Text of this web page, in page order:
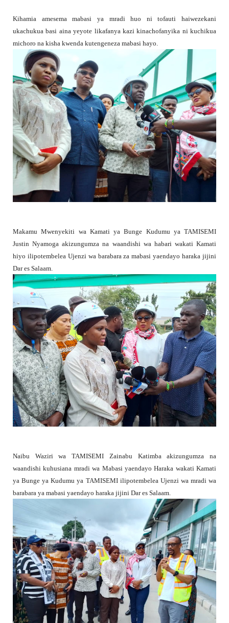
Kihamia amesema mabasi ya mradi huo ni tofauti haiwezekani
ukachukua basi aina yeyote likafanya kazi kinachofanyika ni kuchikua
michoro na kisha kwenda kutengeneza mabasi hayo.
Makamu Mwenyekiti wa Kamati ya Bunge Kudumu ya TAMISEMI
Justin Nyamoga akizungumza na waandishi wa habari wakati Kamati
hiyo ilipotembelea Ujenzi wa barabara za mabasi yaendayo haraka jijini
Dar es Salaam.
Naibu Waziri wa TAMISEMI Zainabu Katimba akizungumza na
waandishi kuhusiana mradi wa Mabasi yaendayo Haraka wakati Kamati
ya Bunge ya Kudumu ya TAMISEMI ilipotembelea Ujenzi wa mradi wa
barabara ya mabasi yaendayo haraka jijini Dar es Salaam.